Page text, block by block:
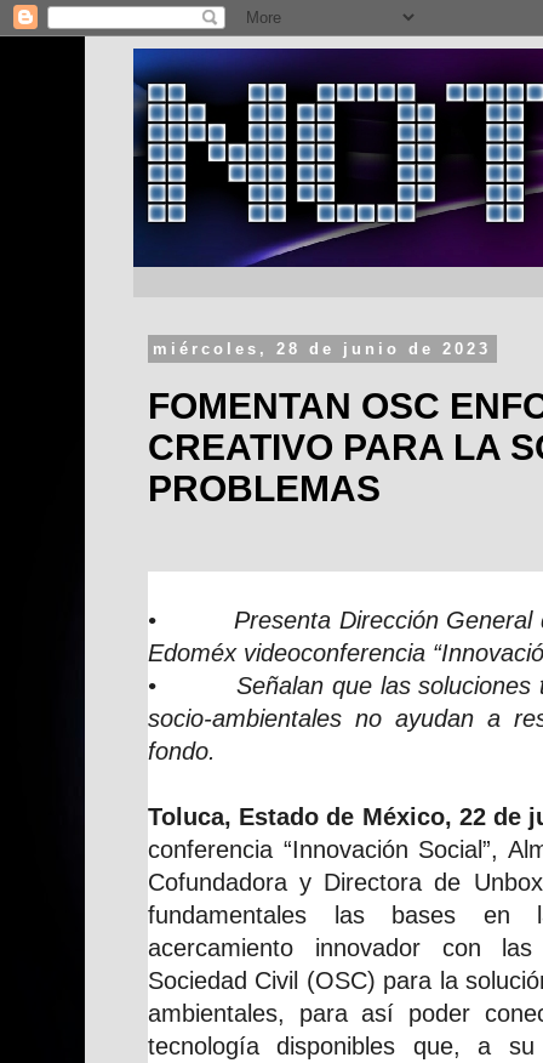
miércoles, 28 de junio de 2023
FOMENTAN OSC
CREATIVO PARA LA
PROBLEMAS
• Presenta Dirección General
Edoméx videoconferencia
• Señalan que las soluciones
socio-ambientales no ayudan a
fondo.
Toluca, Estado de México, 22 de
conferencia “Innovación Social”,
Cofundadora y Directora de
fundamentales las bases en
acercamiento innovador con
Sociedad Civil (OSC) para la
ambientales, para así poder
tecnología disponibles que, a